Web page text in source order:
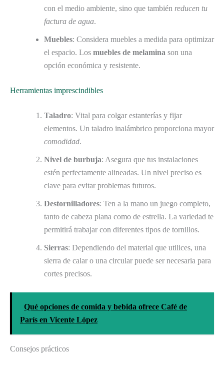
con el medio ambiente, sino que también reducen tu
factura de agua.
Muebles: Considera muebles a medida para optimizar
el espacio. Los muebles de melamina son una
opción económica y resistente.
Herramientas imprescindibles
Taladro: Vital para colgar estanterías y fijar
elementos. Un taladro inalámbrico proporciona mayor
comodidad.
Nivel de burbuja: Asegura que tus instalaciones
estén perfectamente alineadas. Un nivel preciso es
clave para evitar problemas futuros.
Destornilladores: Ten a la mano un juego completo,
tanto de cabeza plana como de estrella. La variedad te
permitirá trabajar con diferentes tipos de tornillos.
Sierras: Dependiendo del material que utilices, una
sierra de calar o una circular puede ser necesaria para
cortes precisos.
Qué opciones de comida y bebida ofrece Café de
París en Vicente López
Consejos prácticos